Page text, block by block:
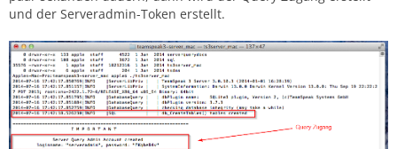
und der Serveradmin-Token erstellt.